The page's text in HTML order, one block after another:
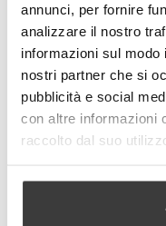
annunci, per fornire
analizzare il nostro
informazioni sul
nostri partner che si
pubblicità e social
con altre informazioni
raccolto dal suo
Technical
- Total weight:
100% Polyester
77% Polyester
Adult size:
14x14x6 cm
- Wash and